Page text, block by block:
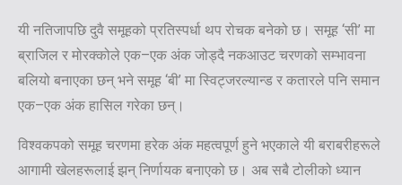
यी नतिजापछि दुवै समूहको प्रतिस्पर्धा थप रोचक बनेको छ। समूह ‘सी’ मा
ब्राजिल र मोरक्कोले एक–एक अंक जोड्दै नकआउट चरणको सम्भावना
बलियो बनाएका छन् भने समूह ‘बी’ मा स्विट्जरल्यान्ड र कतारले पनि समान
एक–एक अंक हासिल गरेका छन्।
विश्वकपको समूह चरणमा हरेक अंक महत्वपूर्ण हुने भएकाले यी बराबरीहरूले
आगामी खेलहरूलाई झन् निर्णायक बनाएको छ। अब सबै टोलीको ध्यान